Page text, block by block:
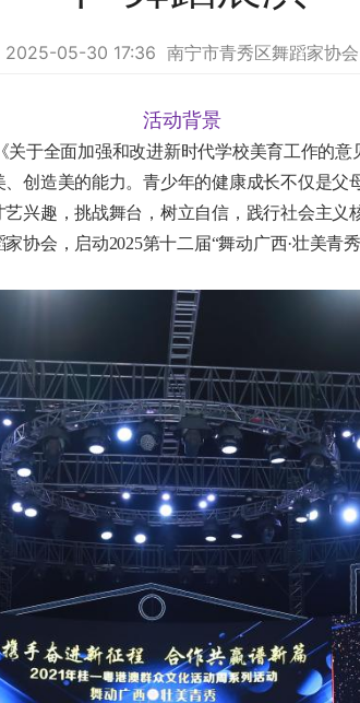
2025-05-30 17:36 南宁市青秀区舞蹈家协会
活动背景
于全面加强和改进新时代学校美育工作的
创造美的能力。青少年的健康成长不仅是
兴趣，挑战舞台，树立自信，践行社会主
协会，启动2025第十二届“舞动广西·壮美青